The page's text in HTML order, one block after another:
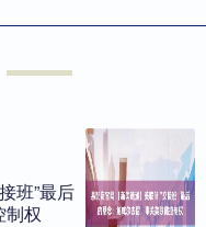
班”最后
制权